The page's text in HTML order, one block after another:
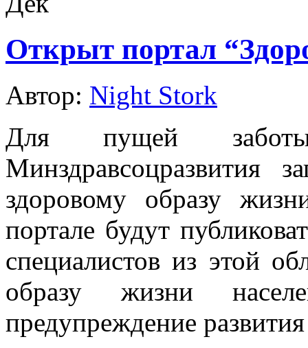
Открыт портал
Автор: Night Stork
Для пущей
Минздравсоцразвития
здоровому образу
портале будут
специалистов из этой
образу жизни
предупреждение